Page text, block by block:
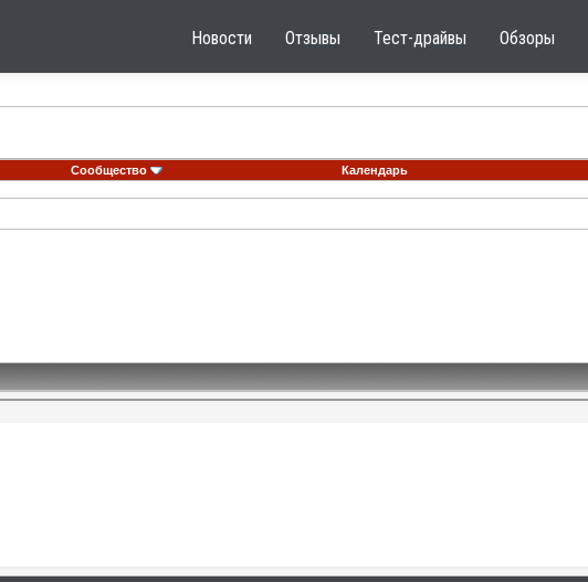
Новости Отзывы Тест-драйвы Обзоры
Сообщество Календарь